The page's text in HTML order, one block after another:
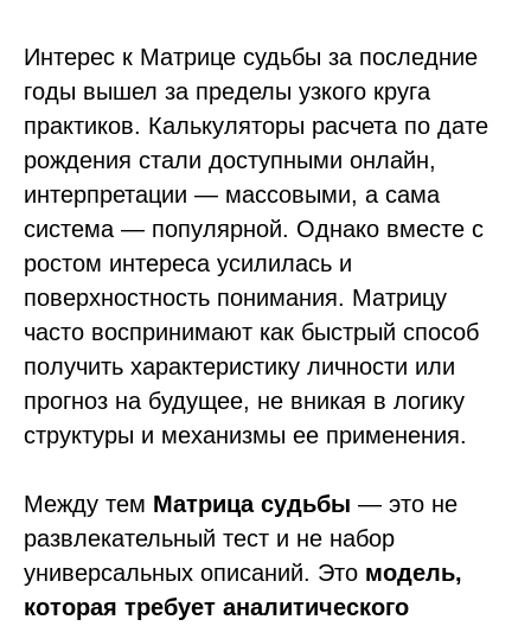
Интерес к Матрице судьбы за последние
годы вышел за пределы узкого круга
практиков. Калькуляторы расчета по дате
рождения стали доступными онлайн,
интерпретации — массовыми, а сама
система — популярной. Однако вместе с
ростом интереса усилилась и
поверхностность понимания. Матрицу
часто воспринимают как быстрый способ
получить характеристику личности или
прогноз на будущее, не вникая в логику
структуры и механизмы ее применения.
Между тем Матрица судьбы — это не
развлекательный тест и не набор
универсальных описаний. Это модель,
которая требует аналитического